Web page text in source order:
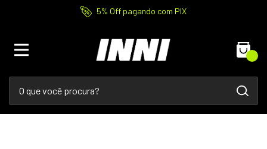
5% Off pagando com PIX